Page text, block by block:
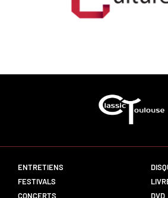
ENTRETIENS
FESTIVALS
CONCERTS
DVD